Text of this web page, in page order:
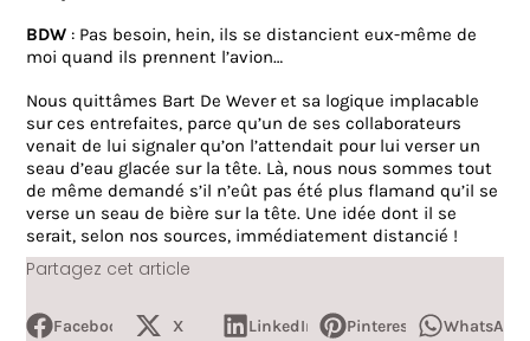
Partagez cet article
BDW : Pas besoin, hein, ils se distancient eux-même de
moi quand ils prennent l’avion…
Nous quittâmes Bart De Wever et sa logique implacable
sur ces entrefaites, parce qu’un de ses collaborateurs
venait de lui signaler qu’on l’attendait pour lui verser un
seau d’eau glacée sur la tête. Là, nous nous sommes tout
de même demandé s’il n’eût pas été plus flamand qu’il se
verse un seau de bière sur la tête. Une idée dont il se
serait, selon nos sources, immédiatement distancié !
Facebook X LinkedIn Pinterest WhatsApp